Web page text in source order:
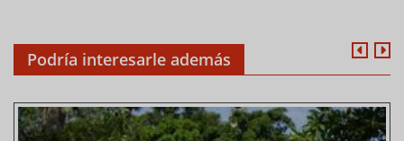
Podría interesarle además